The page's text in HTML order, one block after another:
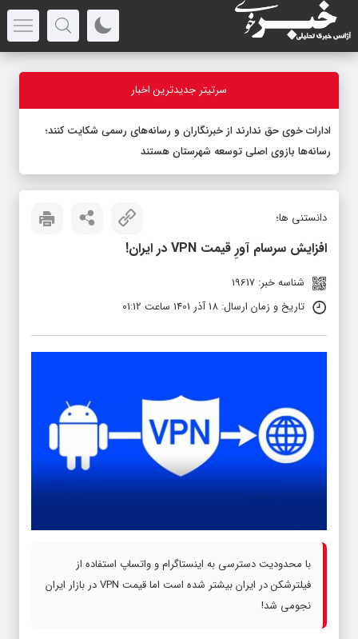
سرتیتر جدیدترین اخبار
ادارات خوی حق ندارند از خبرنگاران و رسانه‌های رسمی شکایت کنند؛
رسانه‌ها بازوی اصلی توسعه شهرستان هستند
دانستنی ها؛
افزایش سرسام آورِ قیمت VPN در ایران!
شناسه خبر: 19617
تاریخ و زمان ارسال: 18 آذر 1401 ساعت 01:12
با محدودیت دسترسی به اینستاگرام و واتساپ استفاده از
فیلترشکن در ایران بیشتر شده است اما قیمت VPN در بازار ایران
نجومی شد!